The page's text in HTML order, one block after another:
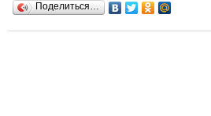
Поделиться…